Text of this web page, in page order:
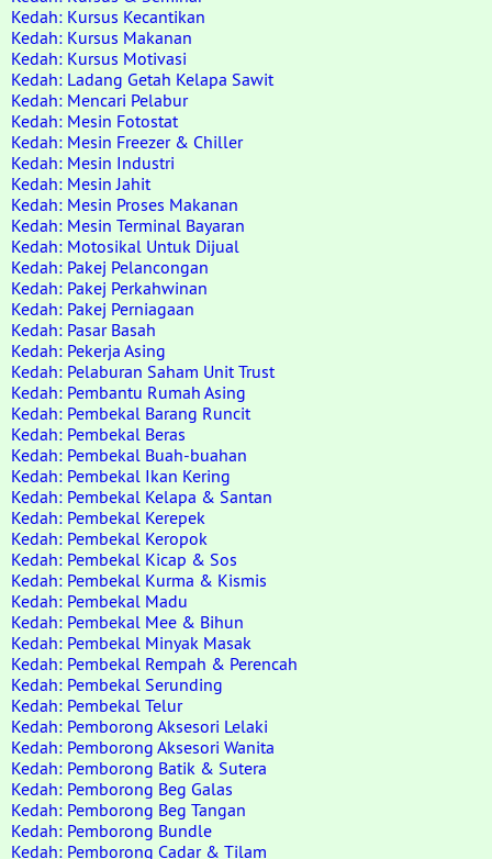
Kedah: Kursus Kecantikan
Kedah: Kursus Makanan
Kedah: Kursus Motivasi
Kedah: Ladang Getah Kelapa Sawit
Kedah: Mencari Pelabur
Kedah: Mesin Fotostat
Kedah: Mesin Freezer & Chiller
Kedah: Mesin Industri
Kedah: Mesin Jahit
Kedah: Mesin Proses Makanan
Kedah: Mesin Terminal Bayaran
Kedah: Motosikal Untuk Dijual
Kedah: Pakej Pelancongan
Kedah: Pakej Perkahwinan
Kedah: Pakej Perniagaan
Kedah: Pasar Basah
Kedah: Pekerja Asing
Kedah: Pelaburan Saham Unit Trust
Kedah: Pembantu Rumah Asing
Kedah: Pembekal Barang Runcit
Kedah: Pembekal Beras
Kedah: Pembekal Buah-buahan
Kedah: Pembekal Ikan Kering
Kedah: Pembekal Kelapa & Santan
Kedah: Pembekal Kerepek
Kedah: Pembekal Keropok
Kedah: Pembekal Kicap & Sos
Kedah: Pembekal Kurma & Kismis
Kedah: Pembekal Madu
Kedah: Pembekal Mee & Bihun
Kedah: Pembekal Minyak Masak
Kedah: Pembekal Rempah & Perencah
Kedah: Pembekal Serunding
Kedah: Pembekal Telur
Kedah: Pemborong Aksesori Lelaki
Kedah: Pemborong Aksesori Wanita
Kedah: Pemborong Batik & Sutera
Kedah: Pemborong Beg Galas
Kedah: Pemborong Beg Tangan
Kedah: Pemborong Bundle
Kedah: Pemborong Cadar & Tilam